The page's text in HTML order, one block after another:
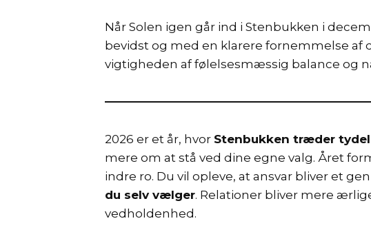
Når Solen igen går ind i Stenbukken i
bevidst og med en klarere fornemmelse
vigtigheden af følelsesmæssig balance og
2026 er et år, hvor Stenbukken træder
mere om at stå ved dine egne valg. Året
indre ro. Du vil opleve, at ansvar bliver et
du selv vælger. Relationer bliver mere
vedholdenhed.